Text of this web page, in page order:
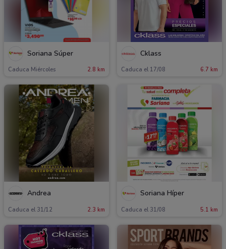
Soriana Súper
Caduca Miércoles 2.8 km
Cklass
Caduca el 17/08 6.7 km
Andrea
Caduca el 31/12 2.3 km
Soriana Híper
Caduca el 31/08 5.1 km